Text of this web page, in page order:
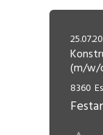
(m/w/
8360